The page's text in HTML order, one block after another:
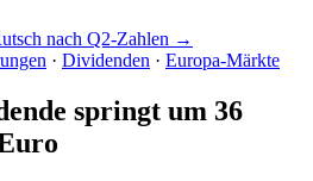
nach Q2-Zahlen →
· Dividenden · Europa-Märkte
springt um 36